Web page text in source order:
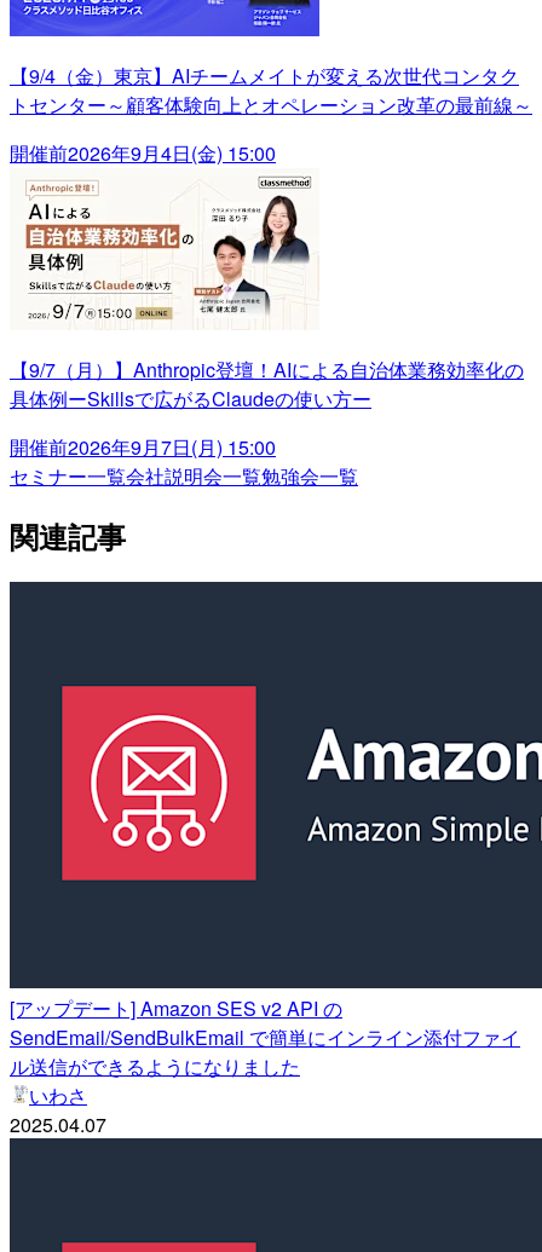
【9/4（金）東京】AIチームメイトが変える次世代コンタク
トセンター～顧客体験向上とオペレーション改革の最前線～
開催前2026年9月4日(金) 15:00
【9/7（月）】Anthropic登壇！AIによる自治体業務効率化の
具体例ーSkillsで広がるClaudeの使い方ー
開催前2026年9月7日(月) 15:00
セミナー一覧会社説明会一覧勉強会一覧
関連記事
[アップデート] Amazon SES v2 API の
SendEmail/SendBulkEmail で簡単にインライン添付ファイ
ル送信ができるようになりました
いわさ
2025.04.07